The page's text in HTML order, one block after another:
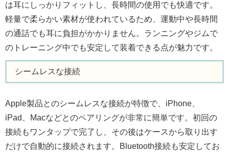
は耳にしっかりフィットし、長時間の使用でも快適です。
軽量で柔らかい素材が使われているため、運動中や長時間
の通話でも耳に負担がかかりません。ランニングやジムで
のトレーニング中でも安定して装着できる点が魅力です。
シームレスな接続
Apple製品とのシームレスな接続が特徴で、iPhone、
iPad、Macなどとのペアリングが非常に簡単です。初回の
接続もワンタップで完了し、その後はケースから取り出す
だけで自動的に接続されます。Bluetooth接続も安定してお